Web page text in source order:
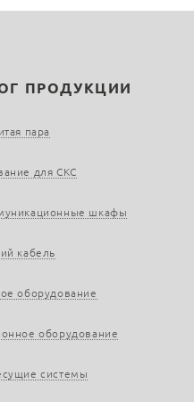
ПРОДУКЦИИ
пара
для СКС
шкафы
кабель
оборудование
оборудование
системы